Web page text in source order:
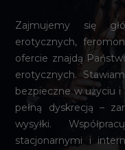
Zajmujemy się
erotycznych,
ofercie znajdą
erotycznych.
bezpieczne w użyciu i
pełną dyskrecją –
wysyłki.
stacjonarnymi i